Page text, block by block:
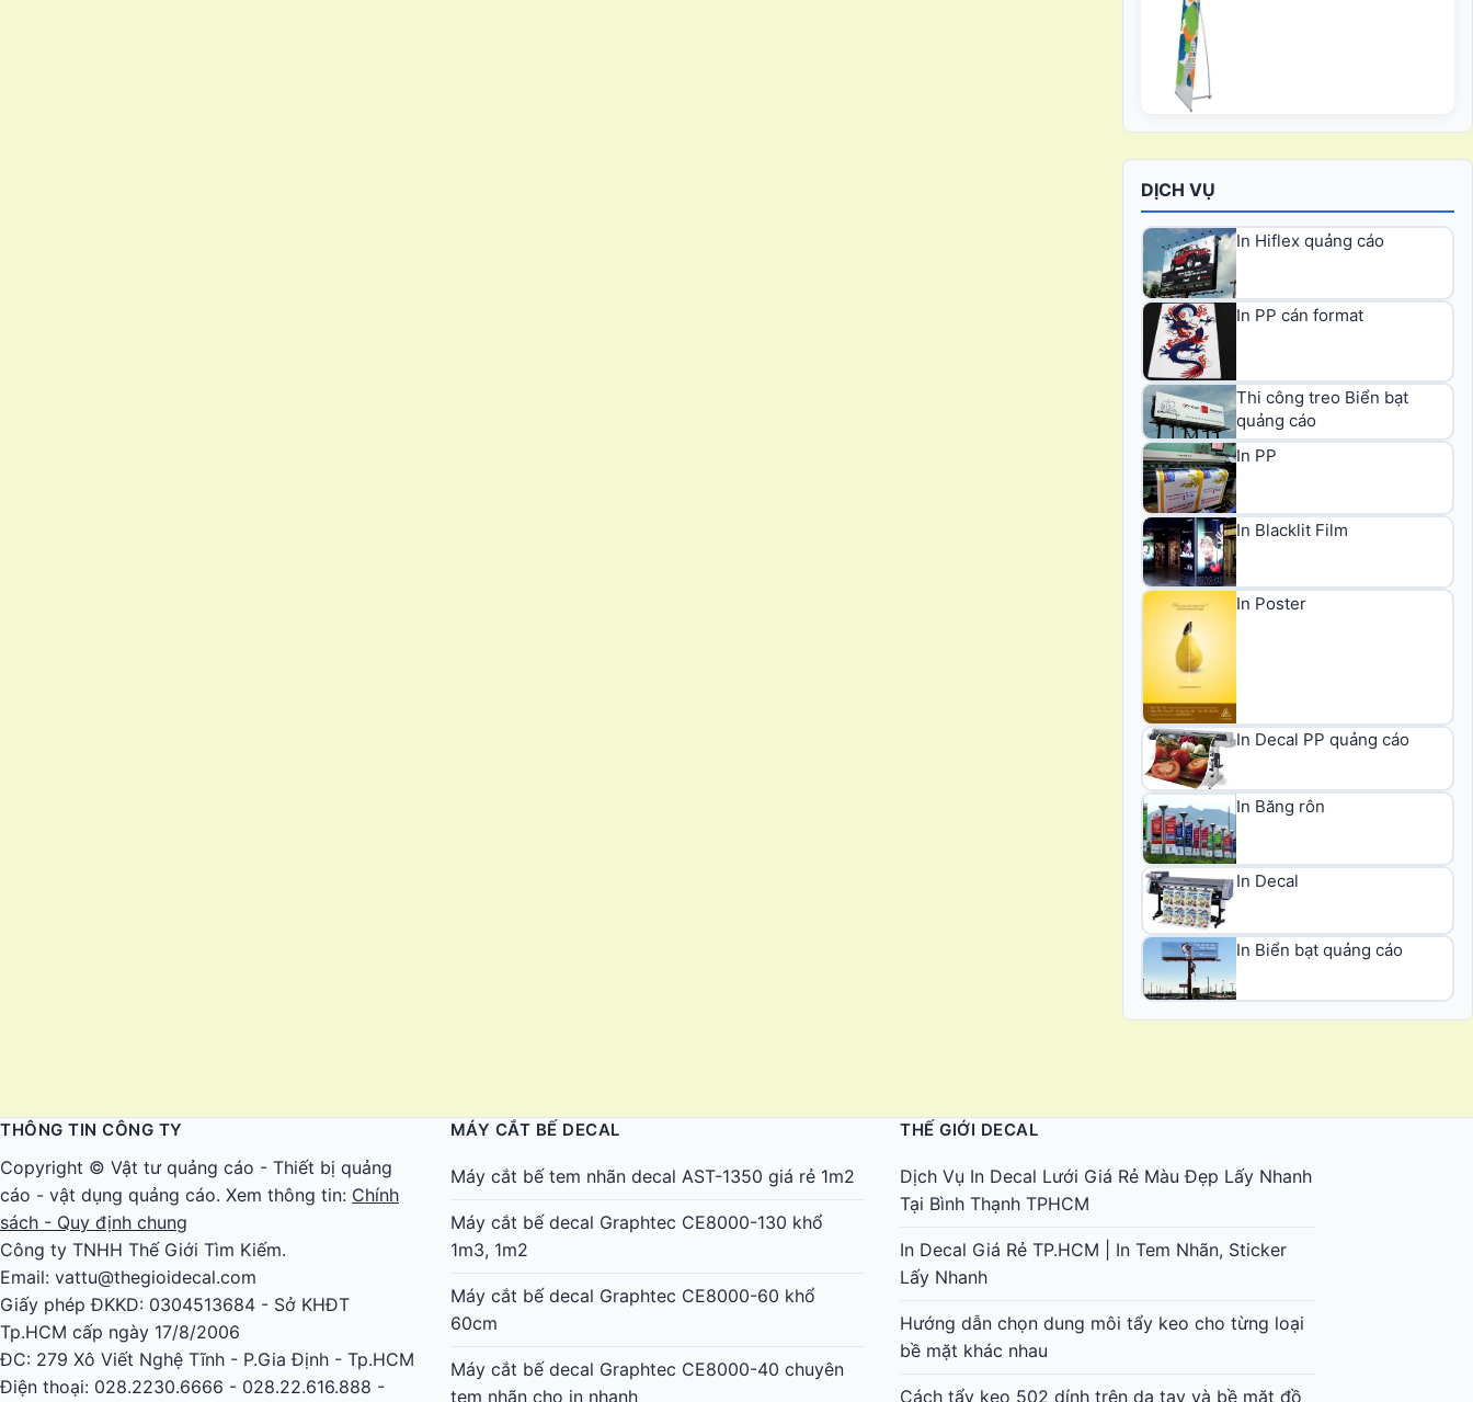
DỊCH VỤ
In Hiflex quảng cáo
In PP cán format
Thi công treo Biển bạt
quảng cáo
In PP
In Blacklit Film
In Poster
In Decal PP quảng cáo
In Băng rôn
In Decal
In Biển bạt quảng cáo
THÔNG TIN CÔNG TY
Copyright © Vật tư quảng cáo - Thiết bị quảng
cáo - vật dụng quảng cáo. Xem thông tin: Chính
sách - Quy định chung
Công ty TNHH Thế Giới Tìm Kiếm.
Email: vattu@thegioidecal.com
Giấy phép ĐKKD: 0304513684 - Sở KHĐT
Tp.HCM cấp ngày 17/8/2006
ĐC: 279 Xô Viết Nghệ Tĩnh - P.Gia Định - Tp.HCM
Điện thoại: 028.2230.6666 - 028.22.616.888 -
MÁY CẮT BẾ DECAL
Máy cắt bế tem nhãn decal AST-1350 giá rẻ 1m2
Máy cắt bế decal Graphtec CE8000-130 khổ
1m3, 1m2
Máy cắt bế decal Graphtec CE8000-60 khổ
60cm
Máy cắt bế decal Graphtec CE8000-40 chuyên
tem nhãn cho in nhanh
THẾ GIỚI DECAL
Dịch Vụ In Decal Lưới Giá Rẻ Màu Đẹp Lấy Nhanh
Tại Bình Thạnh TPHCM
In Decal Giá Rẻ TP.HCM | In Tem Nhãn, Sticker
Lấy Nhanh
Hướng dẫn chọn dung môi tẩy keo cho từng loại
bề mặt khác nhau
Cách tẩy keo 502 dính trên da tay và bề mặt đồ